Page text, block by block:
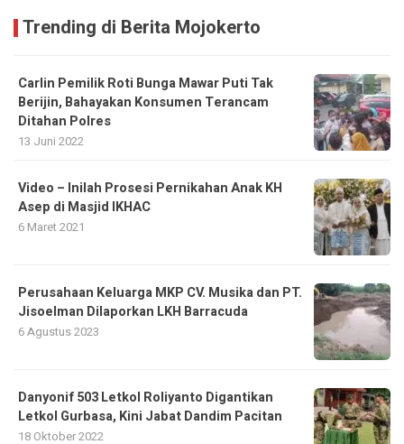
Trending di Berita Mojokerto
Carlin Pemilik Roti Bunga Mawar Puti Tak
Berijin, Bahayakan Konsumen Terancam
Ditahan Polres
13 Juni 2022
Video – Inilah Prosesi Pernikahan Anak KH
Asep di Masjid IKHAC
6 Maret 2021
Perusahaan Keluarga MKP CV. Musika dan PT.
Jisoelman Dilaporkan LKH Barracuda
6 Agustus 2023
Danyonif 503 Letkol Roliyanto Digantikan
Letkol Gurbasa, Kini Jabat Dandim Pacitan
18 Oktober 2022